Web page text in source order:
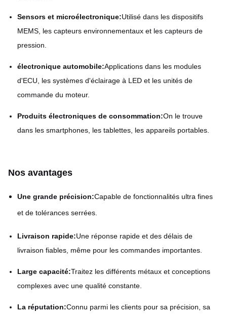
Sensors et microélectronique:Utilisé dans les dispositifs
MEMS, les capteurs environnementaux et les capteurs de
pression.
électronique automobile:Applications dans les modules
d'ECU, les systèmes d'éclairage à LED et les unités de
commande du moteur.
Produits électroniques de consommation:On le trouve
dans les smartphones, les tablettes, les appareils portables.
Nos avantages
Une grande précision:Capable de fonctionnalités ultra fines
et de tolérances serrées.
Livraison rapide:Une réponse rapide et des délais de
livraison fiables, même pour les commandes importantes.
Large capacité:Traitez les différents métaux et conceptions
complexes avec une qualité constante.
La réputation:Connu parmi les clients pour sa précision, sa